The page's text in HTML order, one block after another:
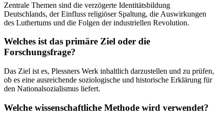
Zentrale Themen sind die verzögerte Identitätsbildung
Deutschlands, der Einfluss religiöser Spaltung, die Auswirkungen
des Luthertums und die Folgen der industriellen Revolution.
Welches ist das primäre Ziel oder die
Forschungsfrage?
Das Ziel ist es, Plessners Werk inhaltlich darzustellen und zu prüfen,
ob es eine ausreichende soziologische und historische Erklärung für
den Nationalsozialismus liefert.
Welche wissenschaftliche Methode wird verwendet?